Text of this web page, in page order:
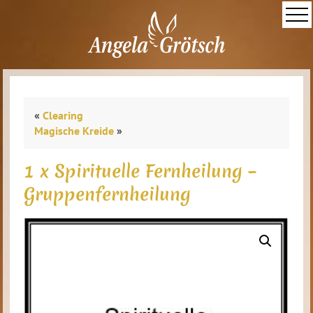
«Clearing
Magische Kreide »
1 x Spirituelle Fernheilung –
Gruppenfernheilung